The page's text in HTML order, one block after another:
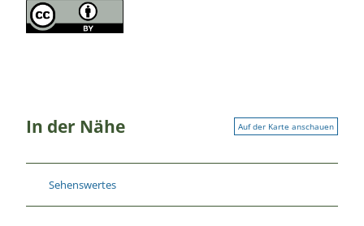
In der Nähe Auf der Karte anschauen
Sehenswertes